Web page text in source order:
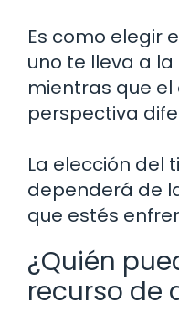
Es como elegir
uno te lleva a
mientras que
perspectiva
La elección del
dependerá de
que estés
¿Quién
recurso de